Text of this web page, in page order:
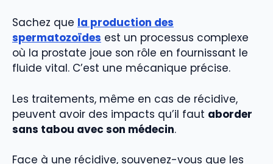
Sachez que la production des
spermatozoïdes est un processus complexe
où la prostate joue son rôle en fournissant le
fluide vital. C’est une mécanique précise.
Les traitements, même en cas de récidive,
peuvent avoir des impacts qu’il faut aborder
sans tabou avec son médecin.
Face à une récidive, souvenez-vous que les